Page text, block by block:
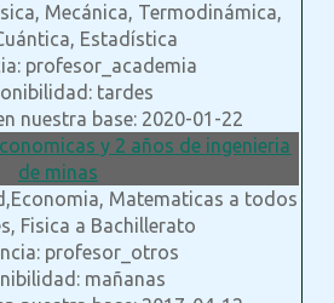
Mecánica, Termodinámica,
Estadística
profesor_academia
tardes
nuestra base: 2020-01-22
y 2 años de ingenieria
de minas
Matematicas a todos
Fisica a Bachillerato
profesor_otros
mañanas